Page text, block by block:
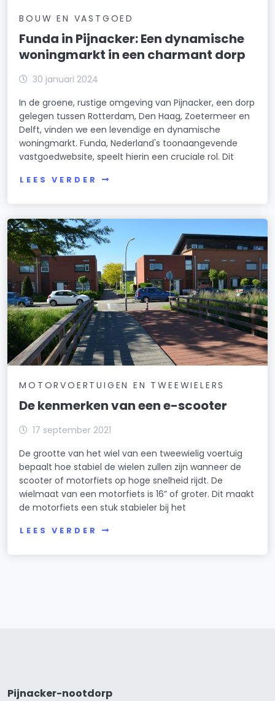
BOUW EN VASTGOED
Funda in Pijnacker: Een dynamische
woningmarkt in een charmant dorp
30 januari 2024
In de groene, rustige omgeving van Pijnacker, een dorp
gelegen tussen Rotterdam, Den Haag, Zoetermeer en
Delft, vinden we een levendige en dynamische
woningmarkt. Funda, Nederland's toonaangevende
vastgoedwebsite, speelt hierin een cruciale rol. Dit
LEES VERDER
MOTORVOERTUIGEN EN TWEEWIELERS
De kenmerken van een e-scooter
17 september 2021
De grootte van het wiel van een tweewielig voertuig
bepaalt hoe stabiel de wielen zullen zijn wanneer de
scooter of motorfiets op hoge snelheid rijdt. De
wielmaat van een motorfiets is 16” of groter. Dit maakt
de motorfiets een stuk stabieler bij het
LEES VERDER
Pijnacker-nootdorp